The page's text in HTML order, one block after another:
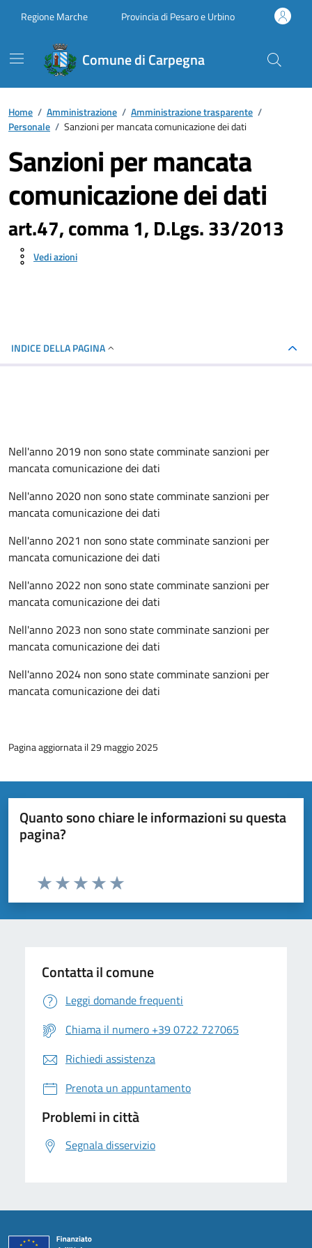
Regione Marche Provincia di Pesaro e Urbino
Comune di Carpegna
Home / Amministrazione / Amministrazione trasparente /
Personale / Sanzioni per mancata comunicazione dei dati
Sanzioni per mancata
comunicazione dei dati
art.47, comma 1, D.Lgs. 33/2013
Vedi azioni
INDICE DELLA PAGINA
Nell'anno 2019 non sono state comminate sanzioni per
mancata comunicazione dei dati
Nell'anno 2020 non sono state comminate sanzioni per
mancata comunicazione dei dati
Nell'anno 2021 non sono state comminate sanzioni per
mancata comunicazione dei dati
Nell'anno 2022 non sono state comminate sanzioni per
mancata comunicazione dei dati
Nell'anno 2023 non sono state comminate sanzioni per
mancata comunicazione dei dati
Nell'anno 2024 non sono state comminate sanzioni per
mancata comunicazione dei dati
Pagina aggiornata il 29 maggio 2025
Quanto sono chiare le informazioni su questa
pagina?
Valuta da 1 a 5 stelle la pagina
Valuta 5 stelle su 5
Valuta 4 stelle su 5
Valuta 3 stelle su 5
Valuta 2 stelle su 5
Valuta 1 stelle su 5
Contatta il comune
Leggi domande frequenti
Chiama il numero +39 0722 727065
Richiedi assistenza
Prenota un appuntamento
Problemi in città
Segnala disservizio